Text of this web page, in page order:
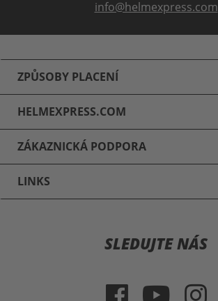
info@helmexpress.com
ZPŮSOBY PLACENÍ
HELMEXPRESS.COM
ZÁKAZNICKÁ PODPORA
LINKS
SLEDUJTE NÁS